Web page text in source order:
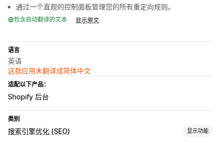
通过一个直观的控制面板管理您的所有重定向规则。
包含自动翻译的文本 显示原文
语言
英语
这款应用未翻译成简体中文
适配以下产品：
Shopify 后台
类别
搜索引擎优化 (SEO) 显示功能